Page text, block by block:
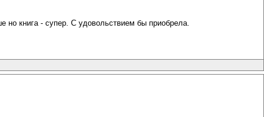
книга - супер. С удовольствием бы приобрела.